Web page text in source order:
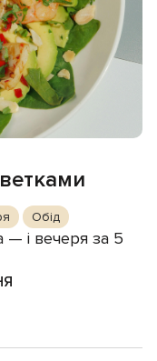
Обід
— і вечеря за 5